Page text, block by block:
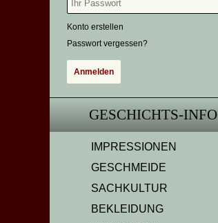
Konto erstellen
Passwort vergessen?
GESCHICHTS-INFO
IMPRESSIONEN
GESCHMEIDE
SACHKULTUR
BEKLEIDUNG